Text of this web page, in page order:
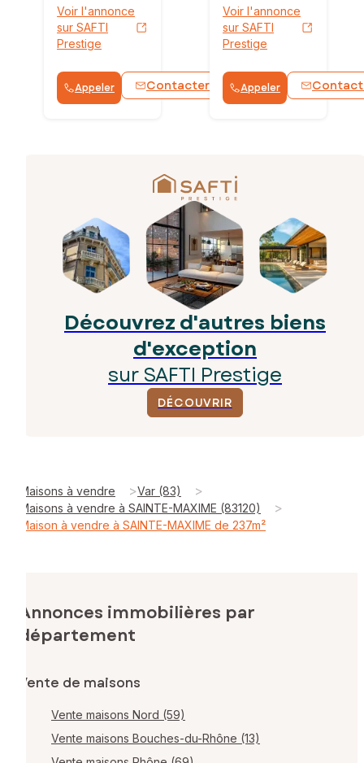
Voir l'annonce
sur SAFTI
Prestige
Appeler Contacter WhatsApp
Voir l'annonce
sur SAFTI
Prestige
Appeler
Découvrez d'autres biens
d'exception
sur SAFTI Prestige
DÉCOUVRIR
Maisons à vendre >Var (83) >
Maisons à vendre à SAINTE-MAXIME (83120) >
Maison à vendre à SAINTE-MAXIME de 237m²
Annonces immobilières par
département
Vente de maisons
Vente maisons Nord (59)
Vente maisons Bouches-du-Rhône (13)